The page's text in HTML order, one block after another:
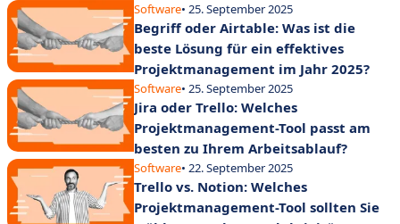
Software• 25. September 2025
Begriff oder Airtable: Was ist die
beste Lösung für ein effektives
Projektmanagement im Jahr 2025?
Software• 25. September 2025
Jira oder Trello: Welches
Projektmanagement-Tool passt am
besten zu Ihrem Arbeitsablauf?
Software• 22. September 2025
Trello vs. Notion: Welches
Projektmanagement-Tool sollten Sie